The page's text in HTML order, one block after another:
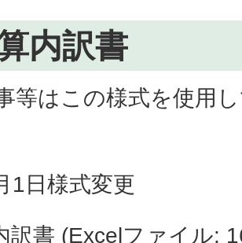
内訳書
等はこの様式を使用
1日様式変更
訳書 (Excelファイル: